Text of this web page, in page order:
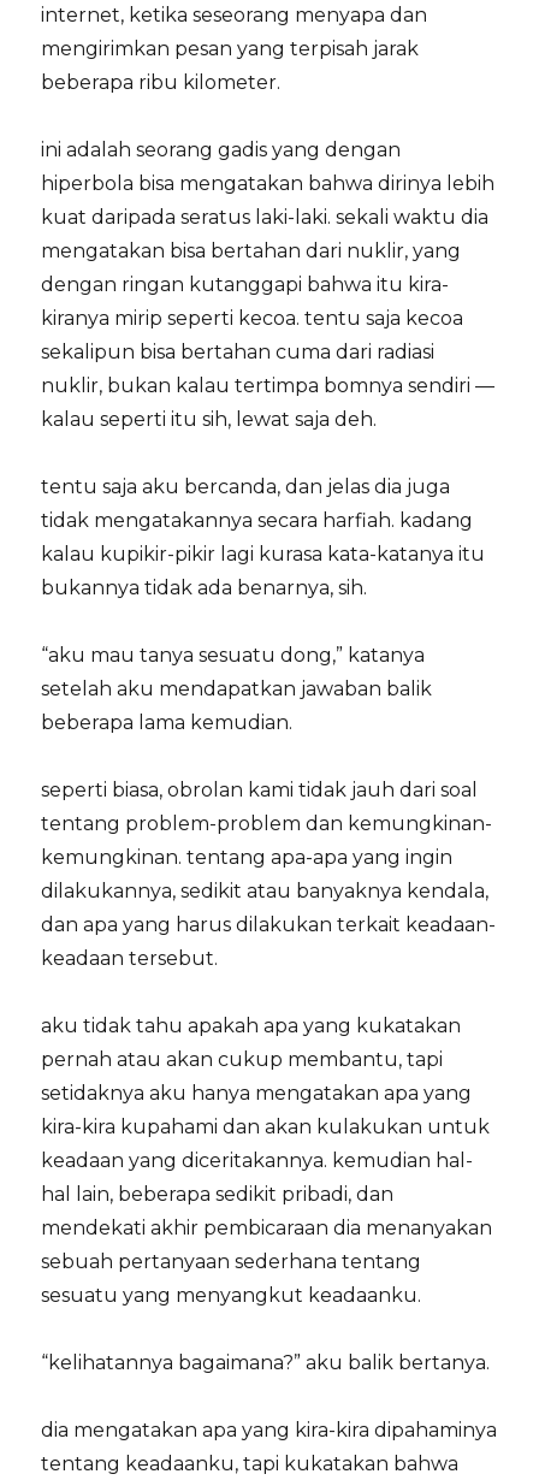
internet, ketika seseorang menyapa dan
mengirimkan pesan yang terpisah jarak
beberapa ribu kilometer.
ini adalah seorang gadis yang dengan
hiperbola bisa mengatakan bahwa dirinya lebih
kuat daripada seratus laki-laki. sekali waktu dia
mengatakan bisa bertahan dari nuklir, yang
dengan ringan kutanggapi bahwa itu kira-
kiranya mirip seperti kecoa. tentu saja kecoa
sekalipun bisa bertahan cuma dari radiasi
nuklir, bukan kalau tertimpa bomnya sendiri —
kalau seperti itu sih, lewat saja deh.
tentu saja aku bercanda, dan jelas dia juga
tidak mengatakannya secara harfiah. kadang
kalau kupikir-pikir lagi kurasa kata-katanya itu
bukannya tidak ada benarnya, sih.
“aku mau tanya sesuatu dong,” katanya
setelah aku mendapatkan jawaban balik
beberapa lama kemudian.
seperti biasa, obrolan kami tidak jauh dari soal
tentang problem-problem dan kemungkinan-
kemungkinan. tentang apa-apa yang ingin
dilakukannya, sedikit atau banyaknya kendala,
dan apa yang harus dilakukan terkait keadaan-
keadaan tersebut.
aku tidak tahu apakah apa yang kukatakan
pernah atau akan cukup membantu, tapi
setidaknya aku hanya mengatakan apa yang
kira-kira kupahami dan akan kulakukan untuk
keadaan yang diceritakannya. kemudian hal-
hal lain, beberapa sedikit pribadi, dan
mendekati akhir pembicaraan dia menanyakan
sebuah pertanyaan sederhana tentang
sesuatu yang menyangkut keadaanku.
“kelihatannya bagaimana?” aku balik bertanya.
dia mengatakan apa yang kira-kira dipahaminya
tentang keadaanku, tapi kukatakan bahwa